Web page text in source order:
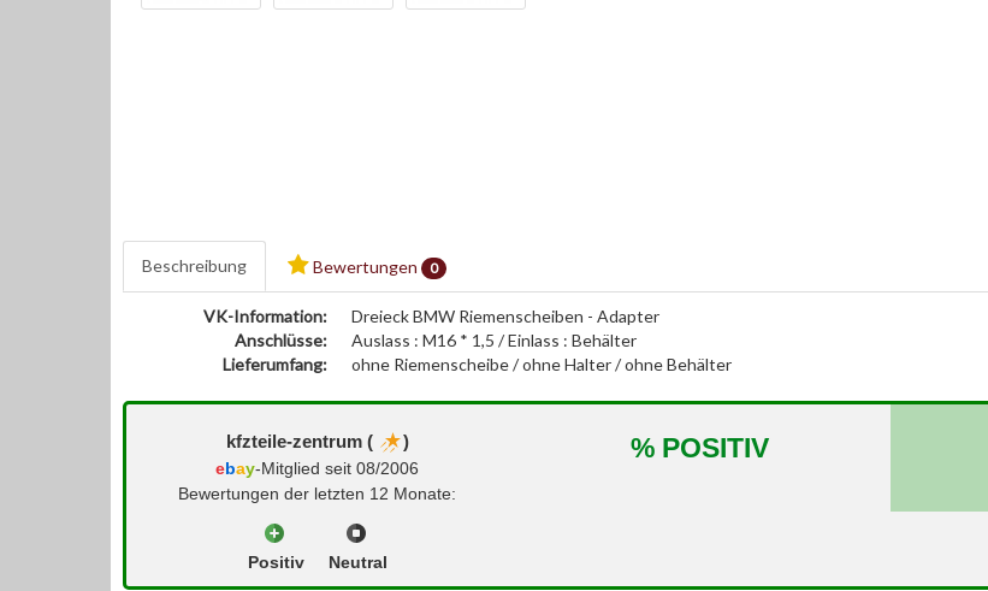
Beschreibung Bewertungen 0
VK-Information:
Dreieck BMW Riemenscheiben - Adapter
Anschlüsse:
Auslass : M16 * 1,5 / Einlass : Behälter
Lieferumfang:
ohne Riemenscheibe / ohne Halter / ohne Behälter
kfzteile-zentrum ( )
ebay-Mitglied seit 08/2006
Bewertungen der letzten 12 Monate:
Positiv Neutral
% POSITIV